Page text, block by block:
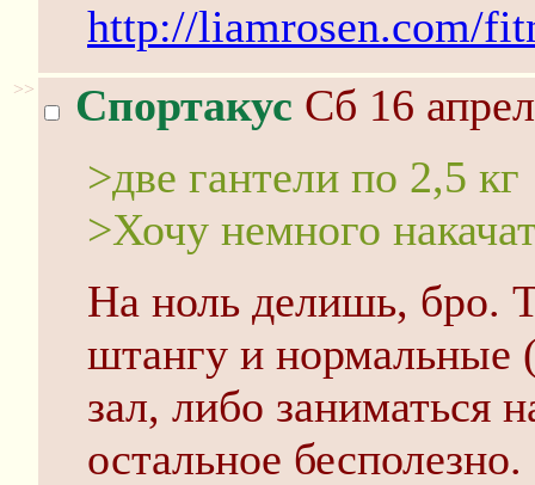
http://liamrosen.com/
>> Спортакус Сб 16
>две гантели по 2,5 кг
>Хочу немного
На ноль делишь, бро.
штангу и нормальные
зал, либо заниматься
остальное бесполезно.